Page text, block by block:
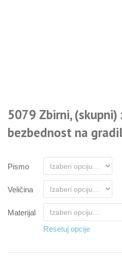
5079 Zbirni,
bezbednost na
Pismo
Veličina
Materijal
Resetuj opcije